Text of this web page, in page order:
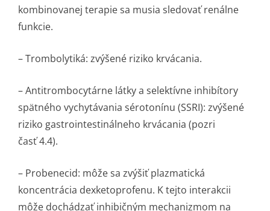
kombinovanej terapie sa musia sledovať renálne
funkcie.
–Trombolytiká: zvýšené riziko krvácania.
– Antitrombocytárne látky a selektívne inhibítory
spätného vychytávania sérotonínu (SSRI): zvýšené
riziko gastrointesti­nálneho krvácania (pozri
časť 4.4).
– Probenecid: môže sa zvýšiť plazmatická
koncentrácia dexketoprofenu. K tejto interakcii
môže dochádzať inhibičným mechanizmom na